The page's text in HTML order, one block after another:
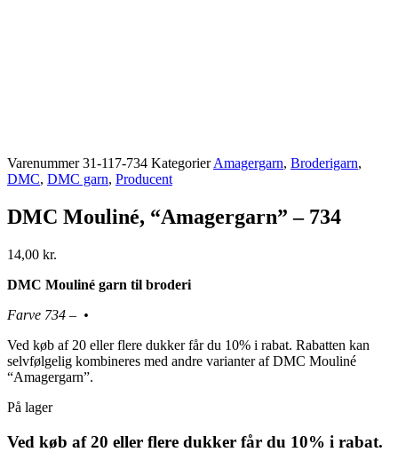
Varenummer31-117-734 Kategorier Amagergarn, Broderigarn,
DMC, DMC garn, Producent
DMC Mouliné, “Amagergarn” – 734
14,00 kr.
DMC Mouliné garn til broderi
Farve 734 – •
Ved køb af 20 eller flere dukker får du 10% i rabat. Rabatten kan
selvfølgelig kombineres med andre varianter af DMC Mouliné
“Amagergarn”.
På lager
Ved køb af 20 eller flere dukker får du 10% i rabat.